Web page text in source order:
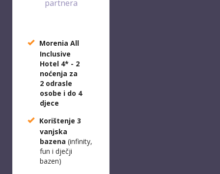
partnera
Morenia All
Inclusive
Hotel 4* - 2
noćenja za
2 odrasle
osobe i do 4
djece
Korištenje 3
vanjska
bazena (infinity,
fun i dječji
bazen)